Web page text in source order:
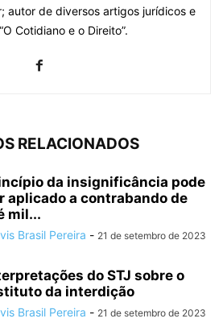
autor de diversos artigos jurídicos e
Cotidiano e o Direito”.
RELACIONADOS
da insignificância pode
aplicado a contrabando de
mil...
Brasil Pereira - 21 de setembro de 2023
do STJ sobre o
da interdição
Brasil Pereira - 21 de setembro de 2023